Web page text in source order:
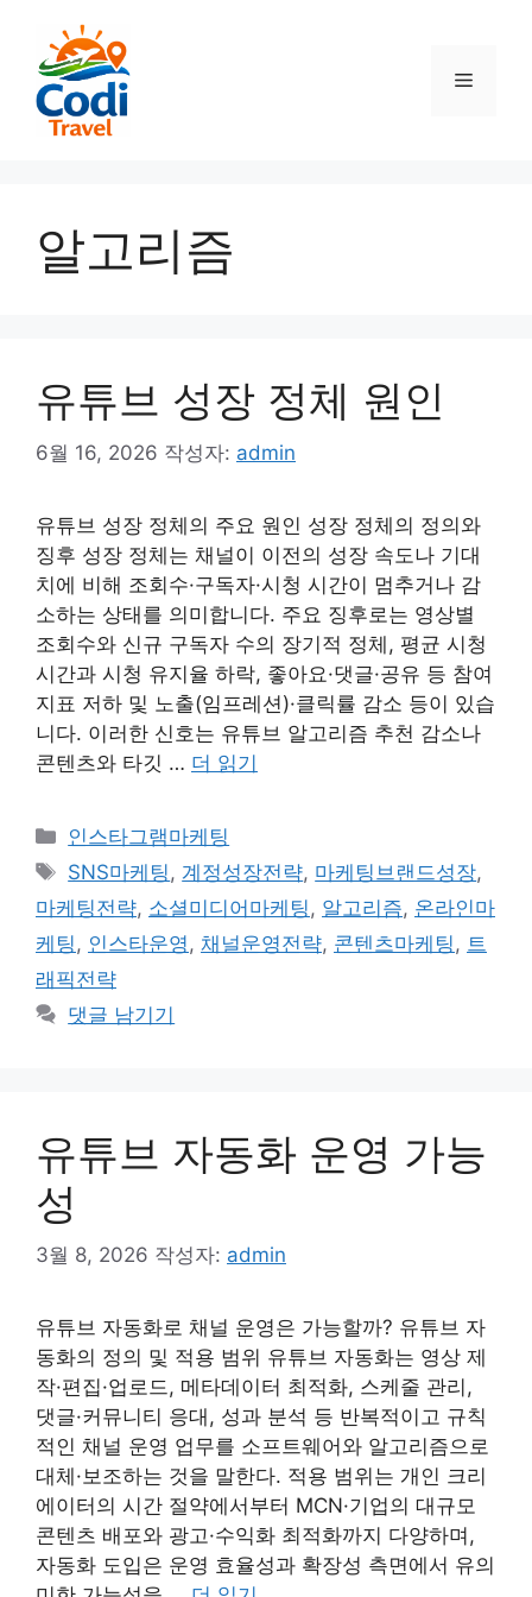
메
알고리즘
유튜브 성장 정체 원인
6월 16, 2026 작성자: admin
유튜브 성장 정체의 주요 원인 성장 정체의 정의와
징후 성장 정체는 채널이 이전의 성장 속도나 기대
치에 비해 조회수·구독자·시청 시간이 멈추거나 감
소하는 상태를 의미합니다. 주요 징후로는 영상별
조회수와 신규 구독자 수의 장기적 정체, 평균 시청
시간과 시청 유지율 하락, 좋아요·댓글·공유 등 참여
지표 저하 및 노출(임프레션)·클릭률 감소 등이 있습
니다. 이러한 신호는 유튜브 알고리즘 추천 감소나
콘텐츠와 타깃 … 더 읽기
카
테
리
인스타그램마케팅
태
그
SNS마케팅 , 계정성장전략, 마케팅브랜드성장,
마케팅전략, 소셜미디어마케팅 , 알고리즘, 온라인마
케팅 , 인스타운영 , 채널운영전략, 콘텐츠마케팅 , 트
래픽전략
댓글 남기기
유튜브 자동화 운영 가능
성
3월 8, 2026 작성자: admin
유튜브 자동화로 채널 운영은 가능할까? 유튜브 자
동화의 정의 및 적용 범위 유튜브 자동화는 영상 제
작·편집·업로드, 메타데이터 최적화, 스케줄 관리,
댓글·커뮤니티 응대, 성과 분석 등 반복적이고 규칙
적인 채널 운영 업무를 소프트웨어와 알고리즘으로
대체·보조하는 것을 말한다. 적용 범위는 개인 크리
에이터의 시간 절약에서부터 MCN·기업의 대규모
콘텐츠 배포와 광고·수익화 최적화까지 다양하며,
자동화 도입은 운영 효율성과 확장성 측면에서 유의